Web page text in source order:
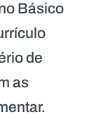
Básico
de
as